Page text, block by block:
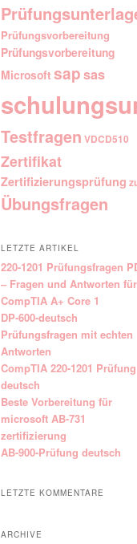
Prüfungsvorbereitung
Prüfungsvorbereitung
Microsoft sapsas
Testfragen VDCD510
Zertifikat
Zertifizierungsprüfung
Übungsfragen
LETZTE ARTIKEL
220-1201 Prüfungsfragen
– Fragen und Antworten für
CompTIA A+ Core 1
DP-600-deutsch
Prüfungsfragen mit echten
Antworten
CompTIA 220-1201 Prüfung
deutsch
Beste Vorbereitung für
microsoft AB-731
zertifizierung
AB-900-Prüfung deutsch
LETZTE KOMMENTARE
ARCHIVE